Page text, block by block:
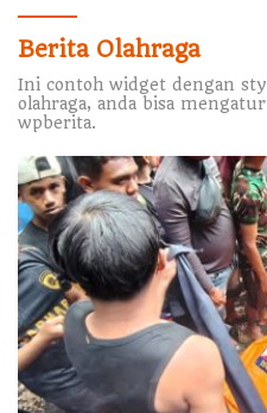
Berita Olahraga
Ini contoh widget dengan
olahraga, anda bisa
wpberita.